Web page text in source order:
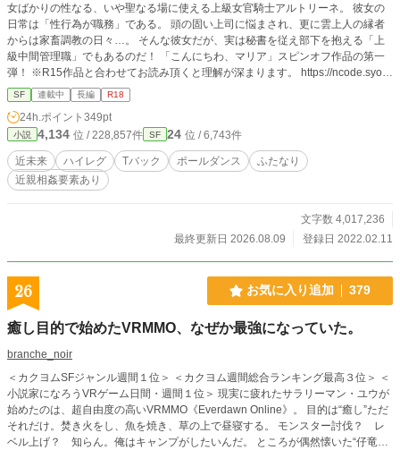
女ばかりの性なる、いや聖なる場に使える上級女官騎士アルトリーネ。 彼女の
日常は「性行為が職務」である。 頭の固い上司に悩まされ、更に雲上人の縁者
からは家畜調教の日々…。 そんな彼女だが、実は秘書を従え部下を抱える「上
級中間管理職」でもあるのだ！ 「こんにちわ、マリア」スピンオフ作品の第一
弾！ ※R15作品と合わせてお読み頂くと理解が深まります。 https://ncode.syos
etu.com/n6615gx/
SF 連載中 長編 R18
24h.ポイント 349pt
小説 4,134 位 / 228,857件 SF 24 位 / 6,743件
近未来 ハイレグ Tバック ポールダンス
ふたなり
近親相姦要素あり
文字数 4,017,236
最終更新日 2026.08.09
登録日 2022.02.11
26 お気に入り追加 379
癒し目的で始めたVRMMO、なぜか最強になっていた。
branche_noir
＜カクヨムSFジャンル週間１位＞ ＜カクヨム週間総合ランキング最高３位＞ ＜
小説家になろうVRゲーム日間・週間１位＞ 現実に疲れたサラリーマン・ユウが
始めたのは、超自由度の高いVRMMO《Everdawn Online》。 目的は“癒し”ただ
それだけ。焚き火をし、魚を焼き、草の上で昼寝する。 モンスター討伐？ レ
ベル上げ？ 知らん。俺はキャンプがしたいんだ。 ところが偶然懐いた“仔竜ル